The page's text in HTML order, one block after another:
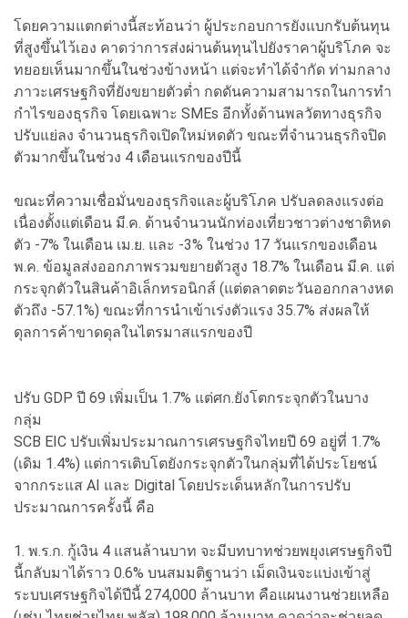
โดยความแตกต่างนี้สะท้อนว่า ผู้ประกอบการยังแบกรับต้นทุน
ที่สูงขึ้นไว้เอง คาดว่าการส่งผ่านต้นทุนไปยังราคาผู้บริโภค จะ
ทยอยเห็นมากขึ้นในช่วงข้างหน้า แต่จะทำได้จำกัด ท่ามกลาง
ภาวะเศรษฐกิจที่ยังขยายตัวต่ำ กดดันความสามารถในการทำ
กำไรของธุรกิจ โดยเฉพาะ SMEs อีกทั้งด้านพลวัตทางธุรกิจ
ปรับแย่ลง จำนวนธุรกิจเปิดใหม่หดตัว ขณะที่จำนวนธุรกิจปิด
ตัวมากขึ้นในช่วง 4 เดือนแรกของปีนี้
ขณะที่ความเชื่อมั่นของธุรกิจและผู้บริโภค ปรับลดลงแรงต่อ
เนื่องตั้งแต่เดือน มี.ค. ด้านจำนวนนักท่องเที่ยวชาวต่างชาติหด
ตัว -7% ในเดือน เม.ย. และ -3% ในช่วง 17 วันแรกของเดือน
พ.ค. ข้อมูลส่งออกภาพรวมขยายตัวสูง 18.7% ในเดือน มี.ค. แต่
กระจุกตัวในสินค้าอิเล็กทรอนิกส์ (แต่ตลาดตะวันออกกลางหด
ตัวถึง -57.1%) ขณะที่การนำเข้าเร่งตัวแรง 35.7% ส่งผลให้
ดุลการค้าขาดดุลในไตรมาสแรกของปี
ปรับ GDP ปี 69 เพิ่มเป็น 1.7% แต่ศก.ยังโตกระจุกตัวในบาง
กลุ่ม
SCB EIC ปรับเพิ่มประมาณการเศรษฐกิจไทยปี 69 อยู่ที่ 1.7%
(เดิม 1.4%) แต่การเติบโตยังกระจุกตัวในกลุ่มที่ได้ประโยชน์
จากกระแส AI และ Digital โดยประเด็นหลักในการปรับ
ประมาณการครั้งนี้ คือ
1. พ.ร.ก. กู้เงิน 4 แสนล้านบาท จะมีบทบาทช่วยพยุงเศรษฐกิจปี
นี้กลับมาได้ราว 0.6% บนสมมติฐานว่า เม็ดเงินจะแบ่งเข้าสู่
ระบบเศรษฐกิจได้ปีนี้ 274,000 ล้านบาท คือแผนงานช่วยเหลือ